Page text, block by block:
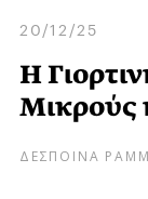
20/12/25
Η
Μικρούς
ΔΕΣΠΟΙΝΑ